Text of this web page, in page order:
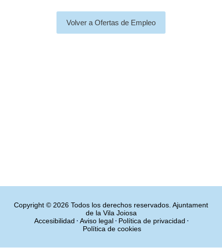
Volver a Ofertas de Empleo
Copyright © 2026 Todos los derechos reservados. Ajuntament
de la Vila Joiosa
Accesibilidad
Aviso legal
Política de privacidad
Política de cookies